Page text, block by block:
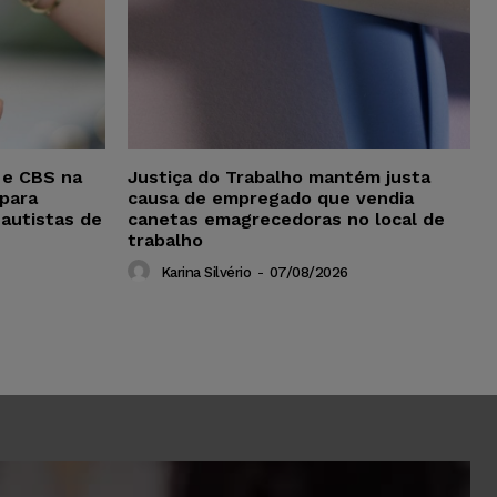
CBS na
de
Justiça do Trabalho mantém justa
causa de empregado que vendia
canetas emagrecedoras no local de
trabalho
Karina Silvério - 07/08/2026